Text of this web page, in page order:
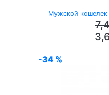
Мужской кошелек
-34 %